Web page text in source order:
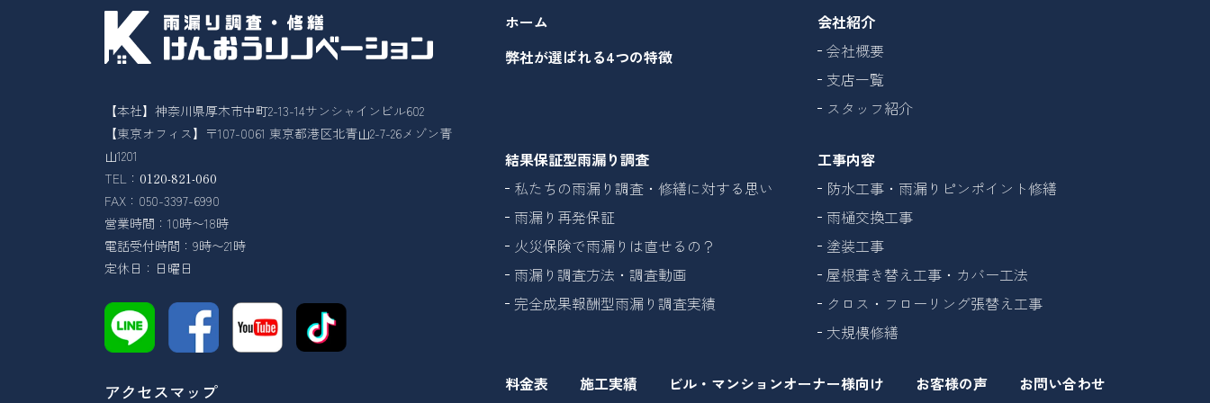
【本社】神奈川県厚木市中町2-13-14サンシャインビル602
【東京オフィス】〒107-0061 東京都港区北青山2-7-26メゾン青
山1201
TEL： 0120-821-060
FAX：050-3397-6990
営業時間：10時〜18時
電話受付時間：9時〜21時
定休日：日曜日
アクセスマップ
ホーム
弊社が選ばれる4つの特徴
会社紹介
会社概要
支店一覧
スタッフ紹介
結果保証型雨漏り調査
私たちの雨漏り調査・修繕に対する思い
雨漏り再発保証
火災保険で雨漏りは直せるの？
雨漏り調査方法・調査動画
完全成果報酬型雨漏り調査実績
工事内容
防水工事・雨漏りピンポイント修繕
雨樋交換工事
塗装工事
屋根葺き替え工事・カバー工法
クロス・フローリング張替え工事
大規模修繕
料金表 施工実績 ビル・マンションオーナー様向け お客様の声 お問い合わせ